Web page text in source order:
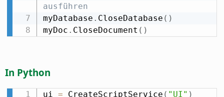
ausführen
myDatabase . CloseDatabase ( )
myDoc . CloseDocument ( )
In Python
ui = CreateScriptService ( "UI" )